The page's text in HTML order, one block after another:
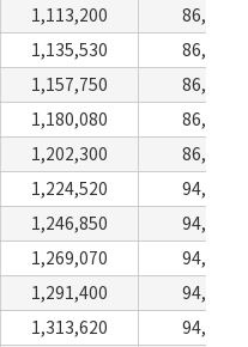
1,113,200
86,570
1,135,530
86,570
1,157,750
86,570
1,180,080
86,570
1,202,300
86,570
1,224,520
94,380
1,246,850
94,380
1,269,070
94,380
1,291,400
94,380
1,313,620
94,380